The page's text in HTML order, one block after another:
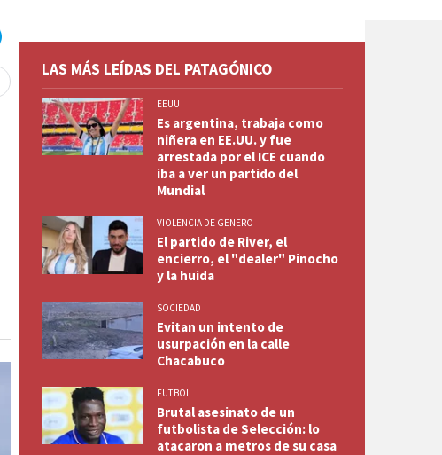
LAS MÁS LEÍDAS DEL PATAGÓNICO
EEUU
Es argentina, trabaja como
niñera en EE.UU. y fue
arrestada por el ICE cuando
iba a ver un partido del
Mundial
VIOLENCIA DE GENERO
El partido de River, el
encierro, el "dealer" Pinocho
y la huida
SOCIEDAD
Evitan un intento de
usurpación en la calle
Chacabuco
FUTBOL
Brutal asesinato de un
futbolista de Selección: lo
atacaron a metros de su casa